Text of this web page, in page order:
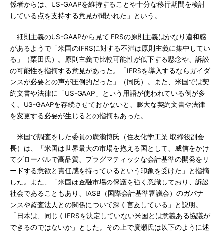
係者からは、US-GAAPを維持することや十分な移行期間を検討
している点を支持する意見が聞かれた」という。
細則主義のUS-GAAPから見てIFRSの原則主義はかなり違和感
があるようで「米国のIFRSに対する不満は原則主義に集中してい
る」（栗田氏）。原則主義で比較可能性が低下する懸念や、訴訟
の可能性を指摘する意見があった。「IFRSを導入するならガイダ
ンスが必要との声が圧倒的だった」（同氏）。また、米国では契
約文書や法律に「US-GAAP」という用語が使われている例が多
く、US-GAAPを存続させておかないと、膨大な契約文書や法律
を変更する必要が生じるとの指摘もあった。
米国で調査をした委員の廣瀬博氏（住友化学工業 取締役副会
長）は、「米国は世界最大の市場を抱える国として、威信をかけ
てグローバルで高品質、プラグマティックな会計基準の開発をリ
ードする意欲と責任感を持っているという印象を受けた」と指摘
した。また、「米国は金融市場の保護を強く意識しており、訴訟
社会であることもあり、IASB（国際会計基準審議会）のガバナ
ンスや監査法人との関係について深く言及している」と説明。
「日本は、同じくIFRSを決定していない米国とは意義ある協議が
できるのではないか」とした。その上で廣瀬氏は以下のように述